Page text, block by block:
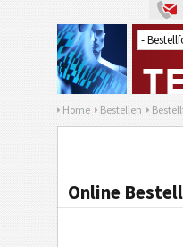
Home Bestellen
Online